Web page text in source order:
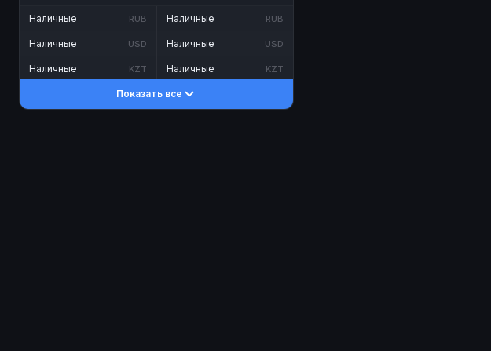
Наличные RUB
Наличные USD
Наличные KZT
Наличные RUB
Наличные USD
Наличные KZT
Показать все